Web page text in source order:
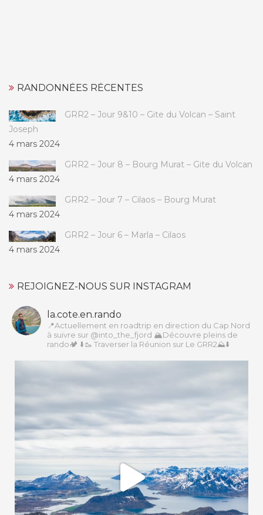
RANDONNÉES RÉCENTES
GRR2 – Jour 9&10 – Gite du Volcan – Saint
Joseph
4 mars 2024
GRR2 – Jour 8 – Bourg Murat – Gite du Volcan
4 mars 2024
GRR2 – Jour 7 – Cilaos – Bourg Murat
4 mars 2024
GRR2 – Jour 6 – Marla – Cilaos
4 mars 2024
REJOIGNEZ-NOUS SUR INSTAGRAM
la.cote.en.rando
📍Actuellement en roadtrip en direction du Cap Nord
à suivre sur @into_the_fjord 🏔Découvre pleins de
rando🏕️ ⬇️🥾 Traverser la Réunion sur Le GRR2⛰️⬇️